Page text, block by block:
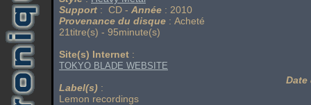
Support : CD - Année : 2010
Provenance du disque : Acheté
21titre(s) - 95minute(s)
Site(s) Internet :
TOKYO BLADE WEBSITE
Label(s) :
Lemon recordings